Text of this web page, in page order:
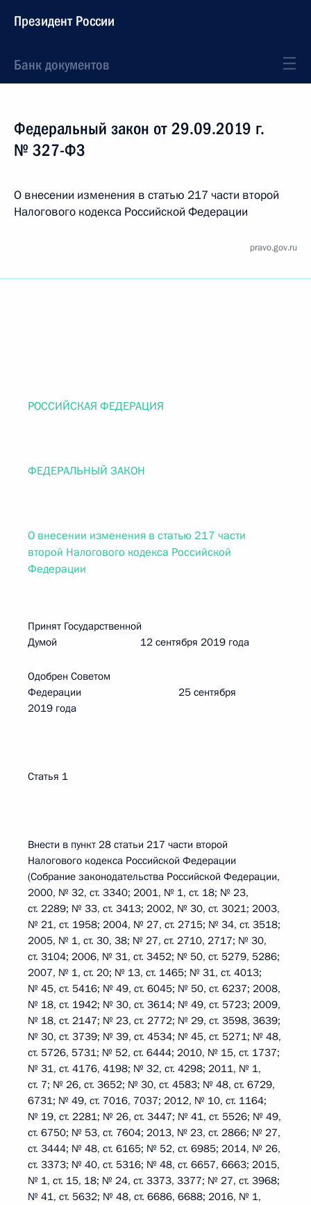
Президент России
Банк документов
Федеральный закон от 29.09.2019 г.
№ 327-ФЗ
О внесении изменения в статью 217 части второй
Налогового кодекса Российской Федерации
pravo.gov.ru
РОССИЙСКАЯ ФЕДЕРАЦИЯ
ФЕДЕРАЛЬНЫЙ ЗАКОН
О внесении изменения в статью 217 части
второй Налогового кодекса Российской
Федерации
Принят Государственной
Думой 12 сентября 2019 года
Одобрен Советом
Федерации 25 сентября
2019 года
Статья 1
Внести в пункт 28 статьи 217 части второй
Налогового кодекса Российской Федерации
(Собрание законодательства Российской Федерации,
2000, № 32, ст. 3340; 2001, № 1, ст. 18; № 23,
ст. 2289; № 33, ст. 3413; 2002, № 30, ст. 3021; 2003,
№ 21, ст. 1958; 2004, № 27, ст. 2715; № 34, ст. 3518;
2005, № 1, ст. 30, 38; № 27, ст. 2710, 2717; № 30,
ст. 3104; 2006, № 31, ст. 3452; № 50, ст. 5279, 5286;
2007, № 1, ст. 20; № 13, ст. 1465; № 31, ст. 4013;
№ 45, ст. 5416; № 49, ст. 6045; № 50, ст. 6237; 2008,
№ 18, ст. 1942; № 30, ст. 3614; № 49, ст. 5723; 2009,
№ 18, ст. 2147; № 23, ст. 2772; № 29, ст. 3598, 3639;
№ 30, ст. 3739; № 39, ст. 4534; № 45, ст. 5271; № 48,
ст. 5726, 5731; № 52, ст. 6444; 2010, № 15, ст. 1737;
№ 31, ст. 4176, 4198; № 32, ст. 4298; 2011, № 1,
ст. 7; № 26, ст. 3652; № 30, ст. 4583; № 48, ст. 6729,
6731; № 49, ст. 7016, 7037; 2012, № 10, ст. 1164;
№ 19, ст. 2281; № 26, ст. 3447; № 41, ст. 5526; № 49,
ст. 6750; № 53, ст. 7604; 2013, № 23, ст. 2866; № 27,
ст. 3444; № 48, ст. 6165; № 52, ст. 6985; 2014, № 26,
ст. 3373; № 40, ст. 5316; № 48, ст. 6657, 6663; 2015,
№ 1, ст. 15, 18; № 24, ст. 3373, 3377; № 27, ст. 3968;
№ 41, ст. 5632; № 48, ст. 6686, 6688; 2016, № 1,